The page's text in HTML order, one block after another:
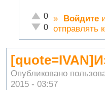
Отлично!
0
Неадекватно!
0
» Войдите
отправлять
Опубликовано
2015 - 03:57